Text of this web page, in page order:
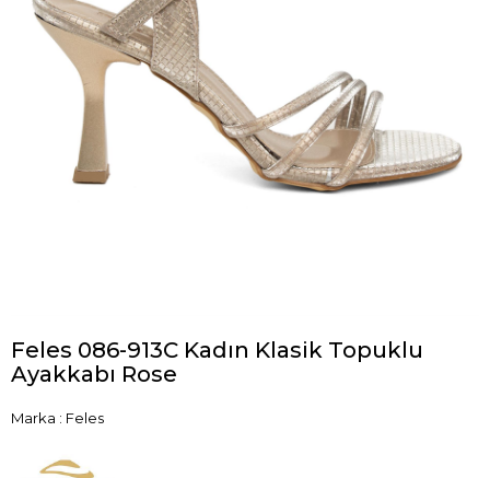
Feles 086-913C Kadın Klasik Topuklu
Ayakkabı Rose
Marka : Feles